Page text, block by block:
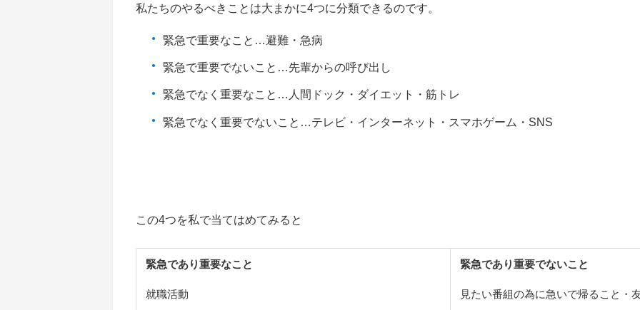
私たちのやるべきことは大まかに4つに分類できるのです。
緊急で重要なこと…避難・急病
緊急で重要でないこと…先輩からの呼び出し
緊急でなく重要なこと…人間ドック・ダイエット・筋トレ
緊急でなく重要でないこと…テレビ・インターネット・スマホゲーム・SNS
この4つを私で当てはめてみると
緊急であり重要なこと
就職活動
緊急であり重要でないこと
見たい番組の為に急いで帰ること・